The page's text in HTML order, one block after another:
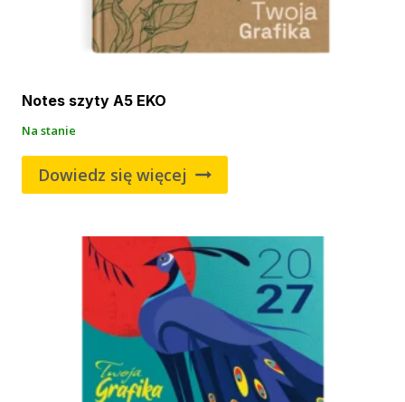
Notes szyty A5 EKO
Na stanie
Dowiedz się więcej